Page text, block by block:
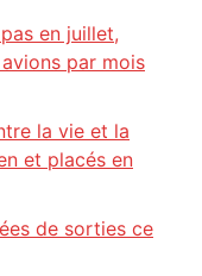
en juillet,
par mois
la vie et la
et placés en
de sorties ce